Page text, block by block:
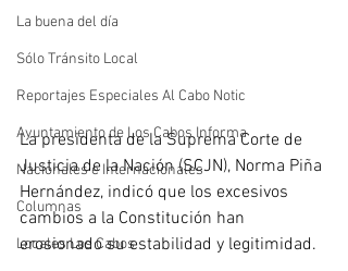
La buena del día
Sólo Tránsito Local
Reportajes Especiales Al Cabo Notic
Ayuntamiento de Los Cabos Informa
Nacionales e Internacionales
Columnas
Locales Los Cabos
La presidenta de la Suprema Corte de
Justicia de la Nación (SCJN), Norma Piña
Hernández, indicó que los excesivos
cambios a la Constitución han
erosionado su estabilidad y legitimidad.